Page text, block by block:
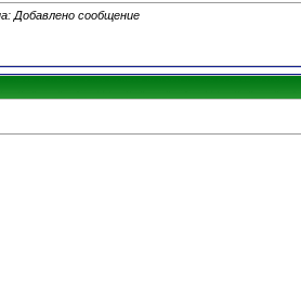
Добавлено сообщение